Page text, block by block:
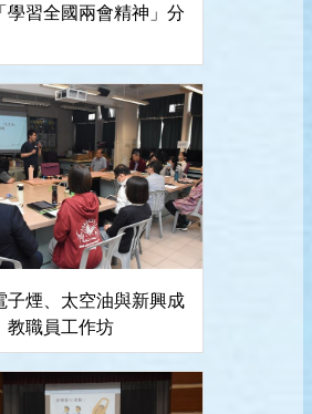
學習全國兩會精神」分
子煙、太空油與新興成
教職員工作坊